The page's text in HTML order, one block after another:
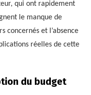
qui ont rapidement
le manque de
concernés et l’absence
réelles de cette
du budget